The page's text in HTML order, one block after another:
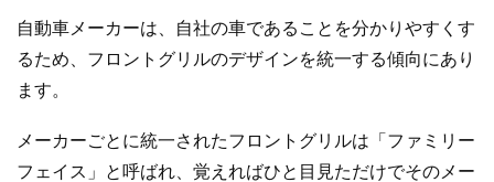
自動車メーカーは、自社の車であることを分かりやすくす
るため、フロントグリルのデザインを統一する傾向にあり
ます。
メーカーごとに統一されたフロントグリルは「ファミリー
フェイス」と呼ばれ、覚えればひと目見ただけでそのメー